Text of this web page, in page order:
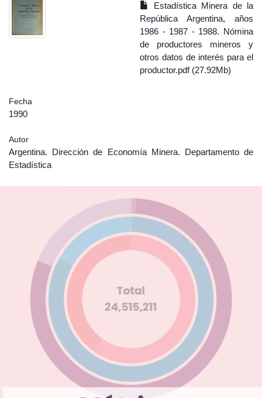
Estadística Minera de la
República Argentina, años
1986 - 1987 - 1988. Nómina
de productores mineros y
otros datos de interés para el
productor.pdf (27.92Mb)
Fecha
1990
Autor
Argentina. Dirección de Economía Minera. Departamento de
Estadística